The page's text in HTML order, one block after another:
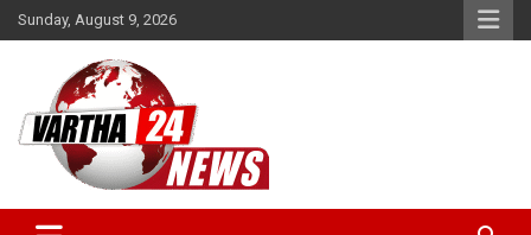
Skip
to
Sunday, August 9, 2026
Vartha 24